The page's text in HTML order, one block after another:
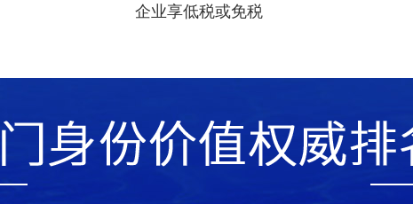
企业享低税或免税